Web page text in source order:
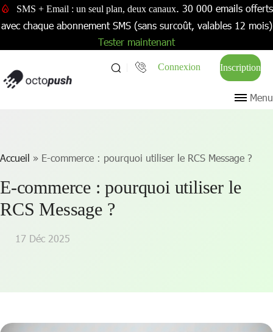
SMS + Email : un seul plan, deux canaux. 30 000 emails offerts
avec chaque abonnement SMS (sans surcoût, valables 12 mois)
Tester maintenant
Connexion Inscription
Menu
Accueil » E-commerce : pourquoi utiliser le RCS Message ?
E-commerce : pourquoi utiliser le
RCS Message ?
17 Déc 2025